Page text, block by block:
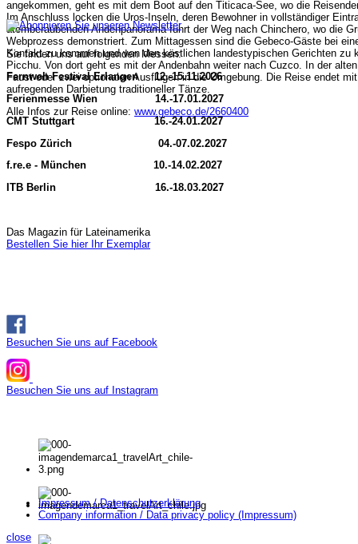
angekommen, geht es mit dem Boot auf den Titicaca-See, wo die
Im Anschluss locken die Uros-Inseln, deren Bewohner in vollständiger
atemberaubenden Andenpanorama führt der Weg nach Chinchero, wo die
Webprozess demonstriert. Zum Mittagessen sind die Gebeco-Gäste bei
Kontakt zu kommen und von den köstlichen landestypischen Gerichten
Picchu. Von dort geht es mit der Andenbahn weiter nach Cuzco. In der
Faust oder zwei optionalen Ausflügen in die Umgebung. Die Reise endet
aufregenden Darbietung traditioneller Tänze.
Alle Infos zur Reise online: www.gebeco.de/2660400
Sie finden uns auf folgenden Messen:
Fernweh Festival Erlangen 12.-15.11.2026
Ferienmesse Wien 14.-17.01.2027
CMT Stuttgart 16.-24.01.2027
Fespo Zürich 04.-07.02.2027
f.re.e - München 10.-14.02.2027
ITB Berlin 16.-18.03.2027
Das Magazin für Lateinamerika
Bestellen Sie hier Ihr Exemplar
Besuchen Sie uns auf Facebook
Besuchen Sie uns auf Instagram
Impressum / Datenschutzerklärung
Company information / Data privacy policy (Impressum)
close